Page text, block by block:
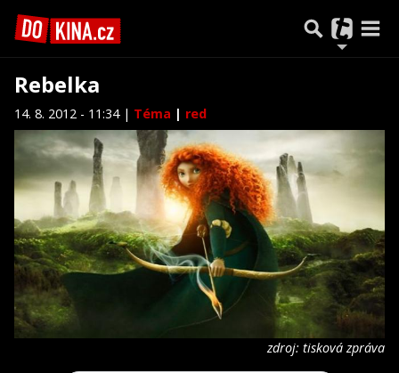
Rebelka
14. 8. 2012 - 11:34 | Téma | red
zdroj: tisková zpráva